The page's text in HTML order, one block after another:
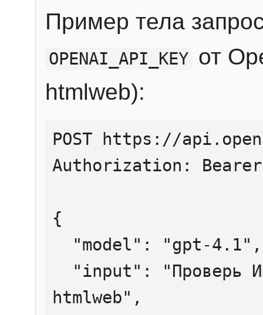
Пример тела
OPENAI_API_KEY от
htmlweb):
POST https://
Authorization:
{
htmlweb",